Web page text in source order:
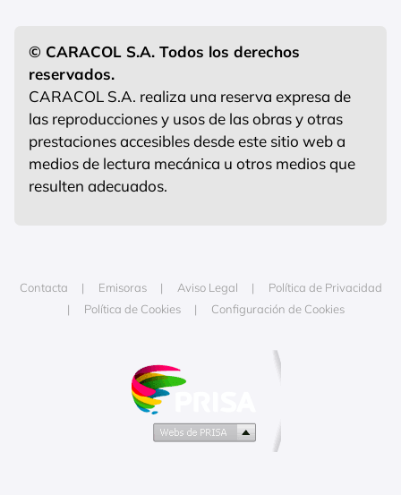
© CARACOL S.A. Todos los derechos
reservados.
CARACOL S.A. realiza una reserva expresa de
las reproducciones y usos de las obras y otras
prestaciones accesibles desde este sitio web a
medios de lectura mecánica u otros medios que
resulten adecuados.
Contacta Emisoras Aviso Legal
Política de Privacidad
Política de Cookies
Configuración de Cookies